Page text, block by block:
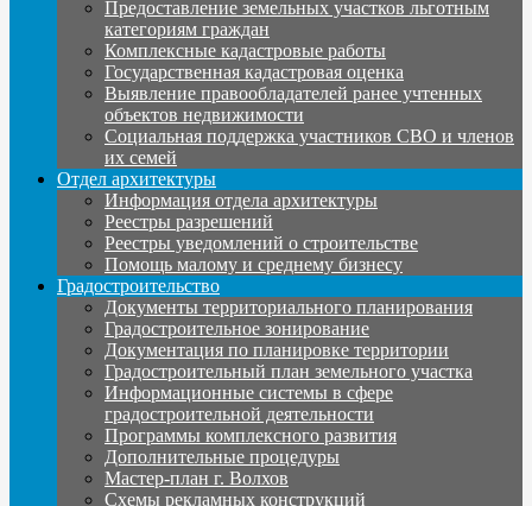
Предоставление земельных участков льготным
категориям граждан
Комплексные кадастровые работы
Государственная кадастровая оценка
Выявление правообладателей ранее учтенных
объектов недвижимости
Социальная поддержка участников СВО и членов
их семей
Отдел архитектуры
Информация отдела архитектуры
Реестры разрешений
Реестры уведомлений о строительстве
Помощь малому и среднему бизнесу
Градостроительство
Документы территориального планирования
Градостроительное зонирование
Документация по планировке территории
Градостроительный план земельного участка
Информационные системы в сфере
градостроительной деятельности
Программы комплексного развития
Дополнительные процедуры
Мастер-план г. Волхов
Схемы рекламных конструкций